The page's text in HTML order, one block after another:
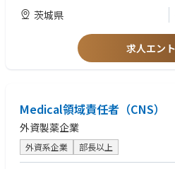
【歓迎（WANT）】
プロジェクトチームを率いた経験（リ
外部パートナーとの業務推進経験
Protein degraderやMolecular glueに関
学会発表や査読付き論文の執筆実績
茨城県
求人エン
Medical領域責任者（CNS）
外資製薬企業
外資系企業 部長以上